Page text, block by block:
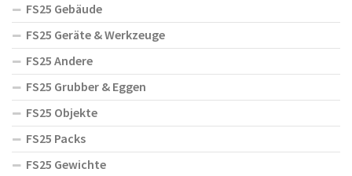
FS25 Gebäude
FS25 Geräte & Werkzeuge
FS25 Andere
FS25 Grubber & Eggen
FS25 Objekte
FS25 Packs
FS25 Gewichte